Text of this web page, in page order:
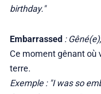
birthday."
Embarrassed :
Ce moment gênant où
terre.
Exemple : "I was so